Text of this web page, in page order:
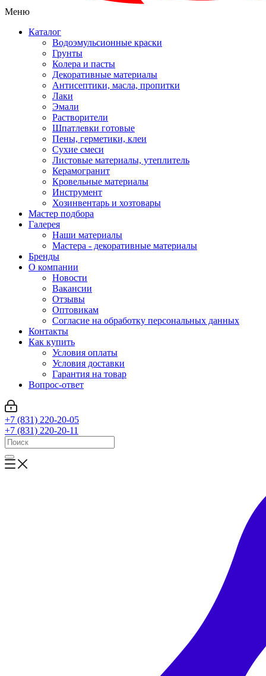
Меню
Каталог
Водоэмульсионные краски
Грунты
Колера и пасты
Декоративные материалы
Антисептики, масла, пропитки
Лаки
Эмали
Растворители
Шпатлевки готовые
Пены, герметики, клеи
Сухие смеси
Листовые материалы, утеплитель
Керамогранит
Кровельные материалы
Инструмент
Хозинвентарь и хозтовары
Мастер подбора
Галерея
Наши материалы
Мастера - декоративные материалы
Бренды
О компании
Новости
Вакансии
Отзывы
Оптовикам
Cогласие на обработку персональных данных
Контакты
Как купить
Условия оплаты
Условия доставки
Гарантия на товар
Вопрос-ответ
+7 (831) 220-20-05
+7 (831) 220-20-11